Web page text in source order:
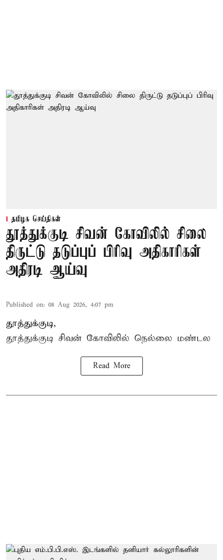
தமிழக செய்திகள்
தூத்துக்குடி சிவன் கோவிலில் சிலை
திருட்டு தடுப்புப் பிரிவு அதிகாரிகள்
அதிரடி ஆய்வு
Published on: 08 Aug 2026, 4:07 pm
தூத்துக்குடி,
தூத்துக்குடி சிவன் கோவிலில் நெல்லை மண்டல
Read More